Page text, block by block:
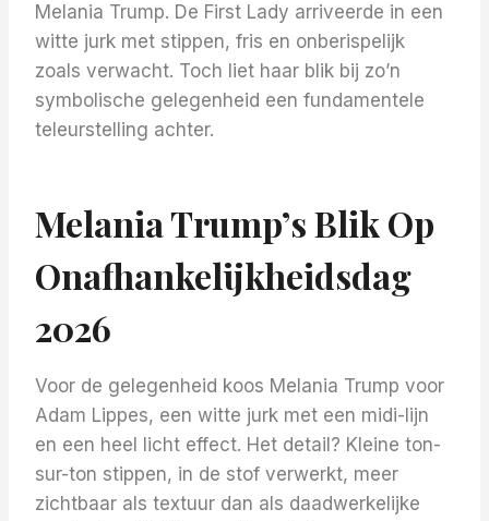
Melania Trump. De First Lady arriveerde in een
witte jurk met stippen, fris en onberispelijk
zoals verwacht. Toch liet haar blik bij zo’n
symbolische gelegenheid een fundamentele
teleurstelling achter.
Melania Trump’s Blik Op
Onafhankelijkheidsdag
2026
Voor de gelegenheid koos Melania Trump voor
Adam Lippes, een witte jurk met een midi-lijn
en een heel licht effect. Het detail? Kleine ton-
sur-ton stippen, in de stof verwerkt, meer
zichtbaar als textuur dan als daadwerkelijke